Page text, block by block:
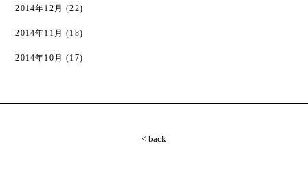
2014年12月 (22)
2014年11月 (18)
2014年10月 (17)
< back